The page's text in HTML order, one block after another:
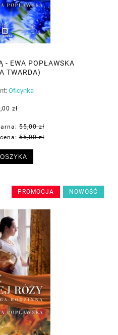
- EWA POPŁAWSKA
TWARDA)
Oficynka
zł
55,00 zł
55,00 zł
PROMOCJA NOWOŚĆ